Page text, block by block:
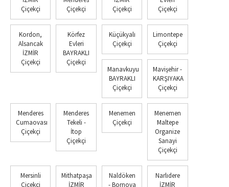
Çiçekçi
Çiçekçi
Çiçekçi
Çiçekçi
Kordon,
Alsancak
İZMİR
Çiçekçi
Körfez
Evleri
BAYRAKLI
Çiçekçi
Küçükyalı
Çiçekçi
Limontepe
Çiçekçi
Manavkuyu
BAYRAKLI
Çiçekçi
Mavişehir -
KARŞIYAKA
Çiçekçi
Menderes
Cumaovası
Çiçekçi
Menderes
Tekeli -
İtop
Çiçekçi
Menemen
Çiçekçi
Menemen
Maltepe
Organize
Sanayi
Çiçekçi
Mersinli
Çiçekçi
Mithatpaşa
İZMİR
Naldöken
- Bornova
Narlıdere
İZMİR